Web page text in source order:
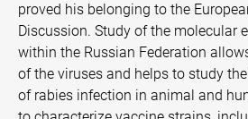
proved his belonging to the
Discussion. Study of the molecular
within the Russian Federation
of the viruses and helps to study
of rabies infection in animal and